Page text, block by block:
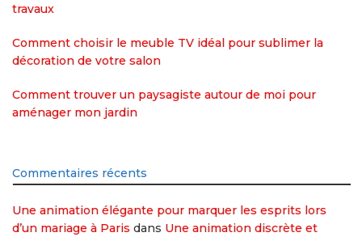
travaux
Comment choisir le meuble TV idéal pour sublimer la
décoration de votre salon
Comment trouver un paysagiste autour de moi pour
aménager mon jardin
Commentaires récents
Une animation élégante pour marquer les esprits lors
d’un mariage à Paris dans Une animation discrète et